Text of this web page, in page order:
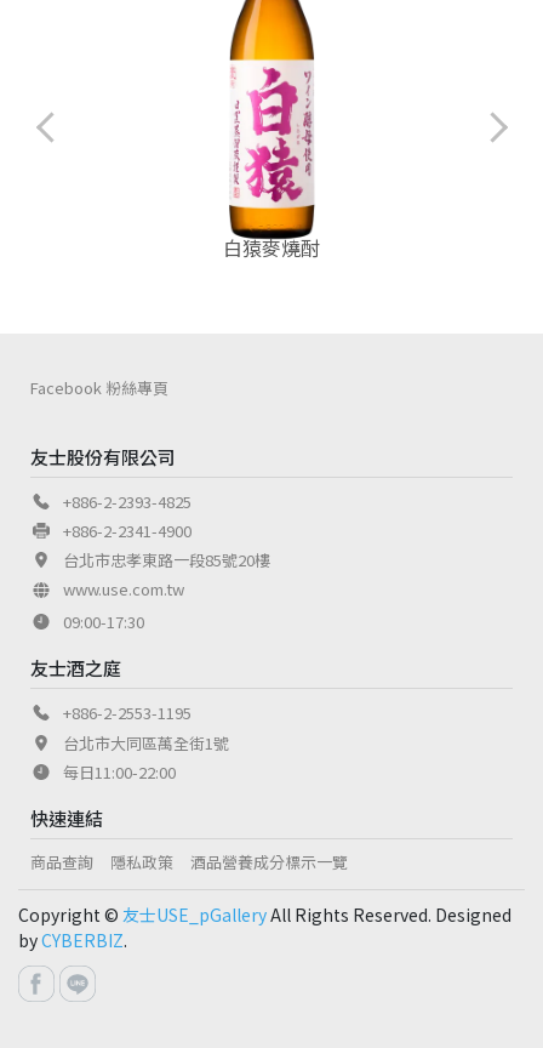
白猿麥燒酎
友士股份有限公司
+886-2-2393-4825
+886-2-2341-4900
台北市忠孝東路一段85號20樓
www.use.com.tw
09:00-17:30
友士酒之庭
+886-2-2553-1195
台北市大同區萬全街1號
每日11:00-22:00
快速連結
商品查詢 隱私政策 酒品營養成分標示一覽
Facebook 粉絲專頁
Copyright © 友士USE_pGalleryAll Rights Reserved. Designed
byCYBERBIZ.